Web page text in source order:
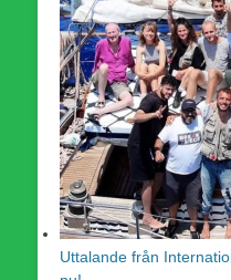
Uttalande från